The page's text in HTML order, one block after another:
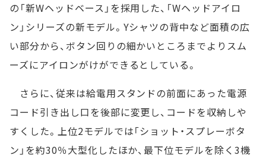
の「新Wヘッドベース」を採用した、「Wヘッドアイロ
ン」シリーズの新モデル。Yシャツの背中など面積の広
い部分から、ボタン回りの細かいところまでよりスム
ーズにアイロンがけができるとしている。
さらに、従来は給電用スタンドの前面にあった電源
コード引き出し口を後部に変更し、コードを収納しや
すくした。上位2モデルでは「ショット・スプレーボタ
ン」を約30％大型化したほか、最下位モデルを除く3機